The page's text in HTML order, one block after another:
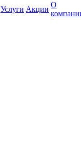
Услуги Акции
О